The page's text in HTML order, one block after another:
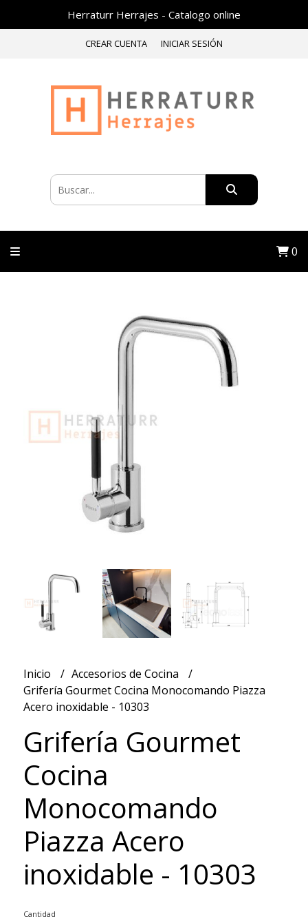
Herraturr Herrajes - Catalogo online
CREAR CUENTA INICIAR SESIÓN
0
Inicio
Accesorios de Cocina
Grifería Gourmet Cocina Monocomando Piazza
Acero inoxidable - 10303
Grifería Gourmet
Cocina
Monocomando
Piazza Acero
inoxidable - 10303
Cantidad